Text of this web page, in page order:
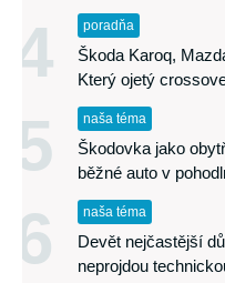
4 poradňa
Škoda Karoq,
Který ojetý
5 naša téma
Škodovka jako
běžné auto v
6 naša téma
Devět nejčastější
neprojdou